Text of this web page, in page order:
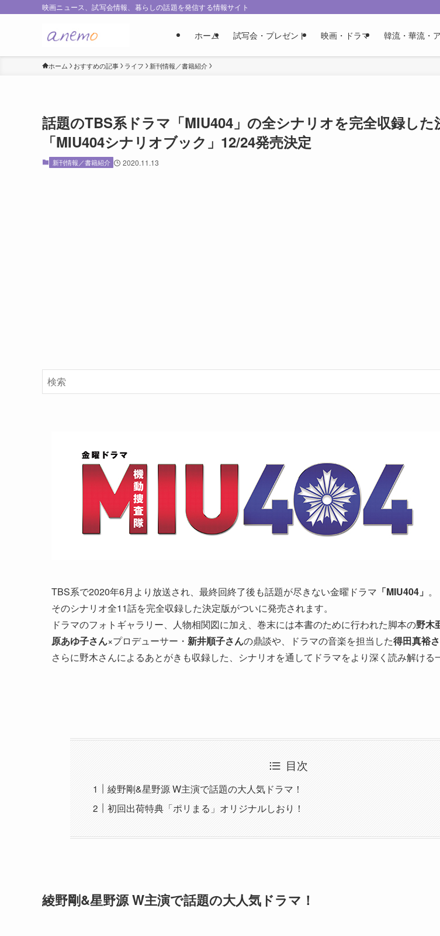
映画ニュース、試写会情報、暮らしの話題を発信する情報サイト
ホーム 試写会・プレゼント 映画・ドラマ 韓流・華流・
ホーム おすすめの記事 ライフ 新刊情報／書籍紹介
話題のTBS系ドラマ「MIU404」の全シナリオを完全収録した
「MIU404シナリオブック」12/24発売決定
新刊情報／書籍紹介 2020.11.13
TBS系で2020年6月より放送され、最終回終了後も話題が尽きない金曜ドラマ 「MIU404」 。
そのシナリオ全11話を完全収録した決定版がついに発売されます。
ドラマのフォトギャラリー、人物相関図に加え、巻末には本書のために行われた脚本の野木
原あゆ子さん×プロデューサー・ 新井順子さんの鼎談や、ドラマの音楽を担当した得田真裕
さらに野木さんによるあとがきも収録した、シナリオを通してドラマをより深く読み解ける
目次
綾野剛&星野源 W主演で話題の大人気ドラマ！
初回出荷特典「ポリまる」オリジナルしおり！
綾野剛&星野源 W主演で話題の大人気ドラマ！